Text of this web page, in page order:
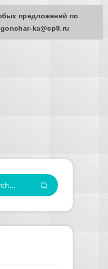
предложений по
ka@cp9.ru